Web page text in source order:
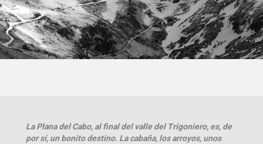
La Plana del Cabo, al final del valle del Trigoniero, es, de
por sí, un bonito destino. La cabaña, los arroyos, unos